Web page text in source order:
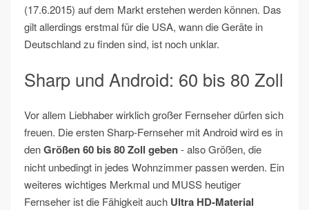
(17.6.2015) auf dem Markt erstehen werden können. Das
gilt allerdings erstmal für die USA, wann die Geräte in
Deutschland zu finden sind, ist noch unklar.
Sharp und Android: 60 bis 80 Zoll
Vor allem Liebhaber wirklich großer Fernseher dürfen sich
freuen. Die ersten Sharp-Fernseher mit Android wird es in
denGrößen 60 bis 80 Zoll geben- also Größen, die
nicht unbedingt in jedes Wohnzimmer passen werden. Ein
weiteres wichtiges Merkmal und MUSS heutiger
Fernseher ist die Fähigkeit auch Ultra HD-Material